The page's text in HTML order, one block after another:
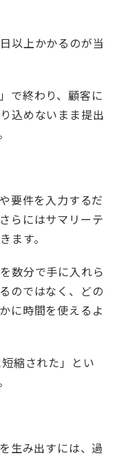
以上かかるのが当
で終わり、顧客に
込めないまま提出
要件を入力するだ
らにはサマリーテ
ます。
数分で手に入れら
のではなく、どの
に時間を使えるよ
縮された」とい
生み出すには、過